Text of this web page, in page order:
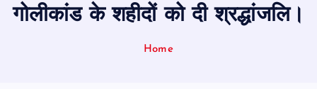
गोलीकांड के शहीदों को दी श्रद्धांजलि।
Home